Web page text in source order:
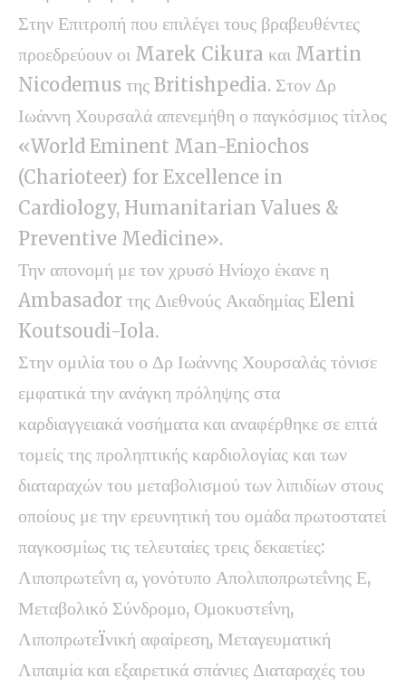
Στην Επιτροπή που επιλέγει τους βραβευθέντες
προεδρεύουν οι Marek Cikura και Martin
Nicodemus της Britishpedia. Στον Δρ
Ιωάννη Χουρσαλά απενεμήθη ο παγκόσμιος τίτλος
«World Eminent Man-Eniochos
(Charioteer) for Excellence in
Cardiology, Humanitarian Values &
Preventive Medicine».
Την απονομή με τον χρυσό Ηνίοχο έκανε η
Ambasador της Διεθνούς Ακαδημίας Eleni
Koutsoudi-Iola.
Στην ομιλία του ο Δρ Ιωάννης Χουρσαλάς τόνισε
εμφατικά την ανάγκη πρόληψης στα
καρδιαγγειακά νοσήματα και αναφέρθηκε σε επτά
τομείς της προληπτικής καρδιολογίας και των
διαταραχών του μεταβολισμού των λιπιδίων στους
οποίους με την ερευνητική του ομάδα πρωτοστατεί
παγκοσμίως τις τελευταίες τρεις δεκαετίες:
Λιποπρωτεΐνη α, γονότυπο Απολιποπρωτεΐνης Ε,
Μεταβολικό Σύνδρομο, Ομοκυστεΐνη,
Λιποπρωτεïνική αφαίρεση, Μεταγευματική
Λιπαιμία και εξαιρετικά σπάνιες Διαταραχές του